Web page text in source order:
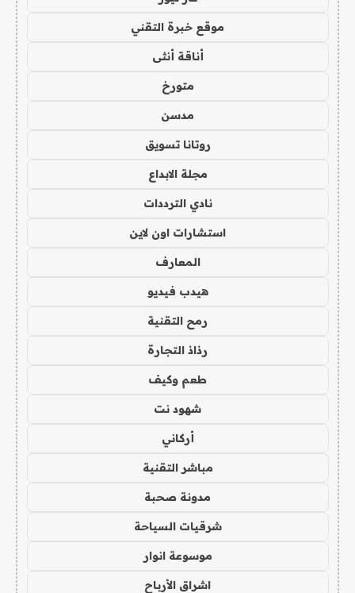
موقع خبرة التقني
أناقة أنثى
متورخ
مدسن
روتانا تسويق
مجلة الابداع
نادي الترددات
استشارات اون لاين
المعارف
هيدب فيديو
رمح التقنية
رذاذ التجارة
طعم وكيف
شهود نت
أركاني
مباشر التقنية
مدونة صحبة
شرقيات السياحة
موسوعة انوار
اشراق الأرباح